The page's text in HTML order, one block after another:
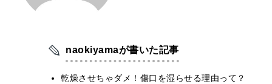
naokiyamaが書いた記事
乾燥させちゃダメ！傷口を湿らせる理由って？